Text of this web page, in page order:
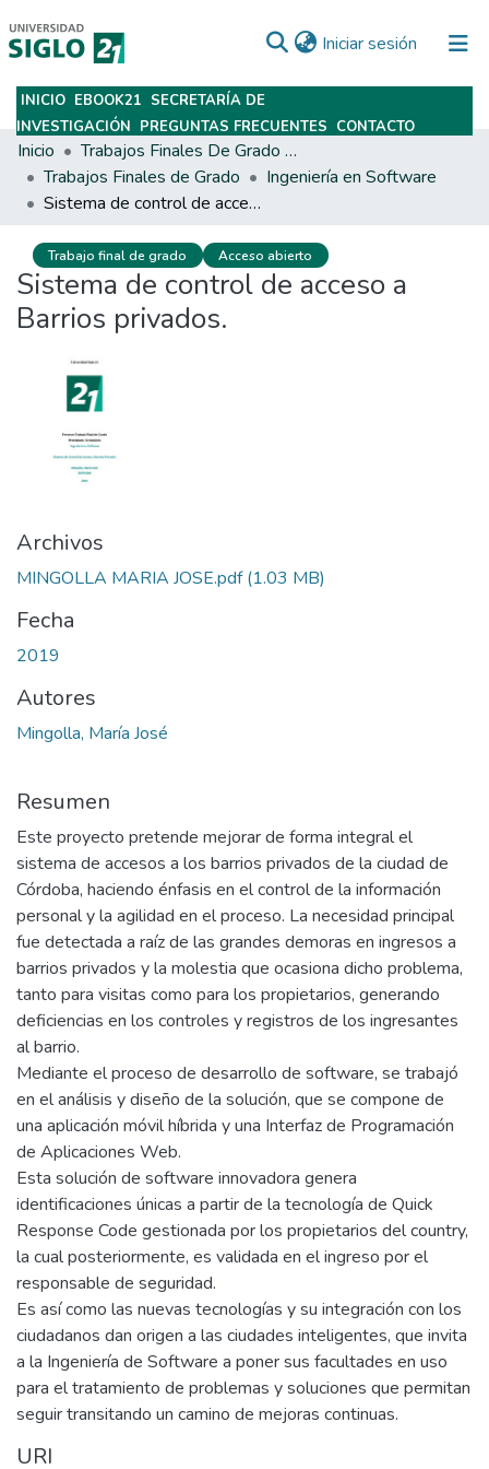
Iniciar sesión (current)
Subir
INICIO EBOOK21 SECRETARÍA DE
INVESTIGACIÓN PREGUNTAS FRECUENTES CONTACTO
Inicio
Trabajos Finales De Grado Y Posgrado
Trabajos Finales de Grado
Ingeniería en Software
Sistema de control de acceso a Barrios privados.
Trabajo final de grado Acceso abierto
Sistema de control de acceso a
Barrios privados.
Archivos
MINGOLLA MARIA JOSE.pdf(1.03 MB)
Fecha
2019
Autores
Mingolla, María José
Resumen
Este proyecto pretende mejorar de forma integral el
sistema de accesos a los barrios privados de la ciudad de
Córdoba, haciendo énfasis en el control de la información
personal y la agilidad en el proceso. La necesidad principal
fue detectada a raíz de las grandes demoras en ingresos a
barrios privados y la molestia que ocasiona dicho problema,
tanto para visitas como para los propietarios, generando
deficiencias en los controles y registros de los ingresantes
al barrio.
Mediante el proceso de desarrollo de software, se trabajó
en el análisis y diseño de la solución, que se compone de
una aplicación móvil híbrida y una Interfaz de Programación
de Aplicaciones Web.
Esta solución de software innovadora genera
identificaciones únicas a partir de la tecnología de Quick
Response Code gestionada por los propietarios del country,
la cual posteriormente, es validada en el ingreso por el
responsable de seguridad.
Es así como las nuevas tecnologías y su integración con los
ciudadanos dan origen a las ciudades inteligentes, que invita
a la Ingeniería de Software a poner sus facultades en uso
para el tratamiento de problemas y soluciones que permitan
seguir transitando un camino de mejoras continuas.
URI